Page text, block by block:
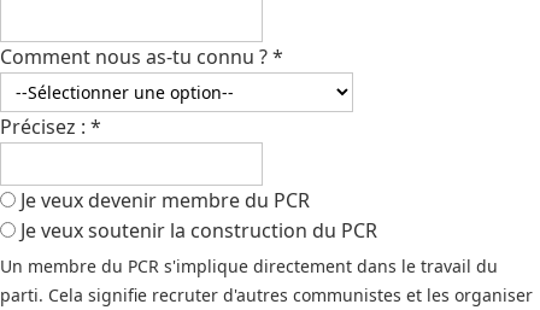
Comment nous as-tu connu ?*
Précisez : *
Je veux devenir membre du PCR
Je veux soutenir la construction du PCR
Un membre du PCR s'implique directement dans le travail du
parti. Cela signifie recruter d'autres communistes et les organiser